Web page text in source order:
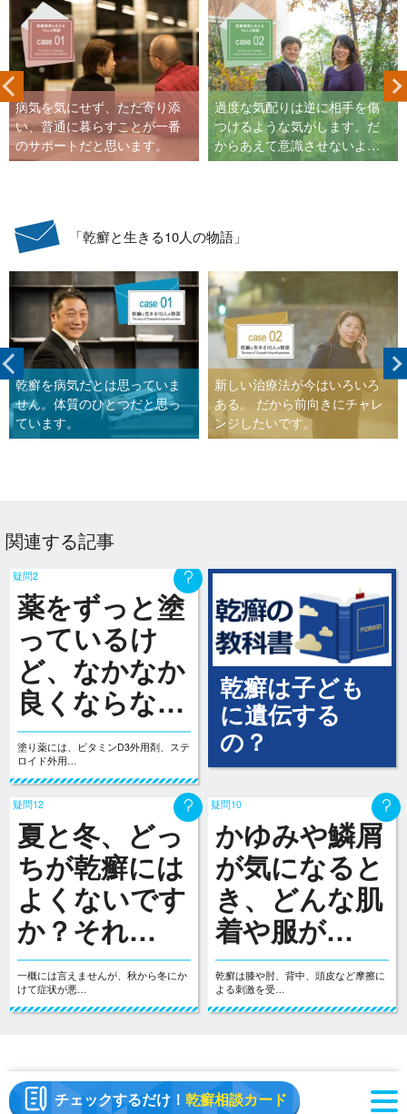
病気を気にせず、ただ寄り添
い、普通に暮らすことが一番
のサポートだと思います。
過度な気配りは逆に相手を傷
つけるような気がします。だ
からあえて意識させないよ
う、普段通りにしています。
「乾癬と生きる10人の物語」
乾癬を病気だとは思っていま
せん。体質のひとつだと思っ
ています。
新しい治療法が今はいろいろ
ある。 だから前向きにチャレ
ンジしたいです。
関連する記事
疑問2
薬をずっと塗
っているけ
ど、なかなか
良くならな…
塗り薬には、ビタミンD3外用剤、ステ
ロイド外用…
乾癬は子ども
に遺伝する
の？
疑問12
夏と冬、どっ
ちが乾癬には
よくないです
か？それ…
一概には言えませんが、秋から冬にか
けて症状が悪…
疑問10
かゆみや鱗屑
が気になると
き、どんな肌
着や服が…
乾癬は膝や肘、背中、頭皮など摩擦に
よる刺激を受…
チェックするだけ！ 乾癬相談カード